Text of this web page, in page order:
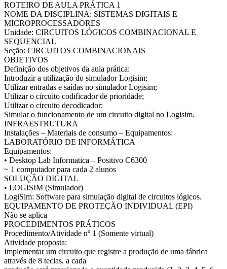
ROTEIRO DE AULA PRÁTICA 1
NOME DA DISCIPLINA: SISTEMAS DIGITAIS E
MICROPROCESSADORES
Unidade: CIRCUITOS LÓGICOS COMBINACIONAL E
SEQUENCIAL
Seção: CIRCUITOS COMBINACIONAIS
OBJETIVOS
Definição dos objetivos da aula prática:
Introduzir a utilização do simulador Logisim;
Utilizar entradas e saídas no simulador Logisim;
Utilizar o circuito codificador de prioridade;
Utilizar o circuito decodicador;
Simular o funcionamento de um circuito digital no Logisim.
INFRAESTRUTURA
Instalações – Materiais de consumo – Equipamentos:
LABORATÓRIO DE INFORMÁTICA
Equipamentos:
• Desktop Lab Informatica – Positivo C6300
~ 1 computador para cada 2 alunos
SOLUÇÃO DIGITAL
• LOGISIM (Simulador)
LogiSim: Software para simulação digital de circuitos lógicos.
EQUIPAMENTO DE PROTEÇÃO INDIVIDUAL (EPI)
Não se aplica
PROCEDIMENTOS PRÁTICOS
Procedimento/Atividade nº 1 (Somente virtual)
Atividade proposta:
Implementar um circuito que registre a produção de uma fábrica
através de 8 teclas, a cada